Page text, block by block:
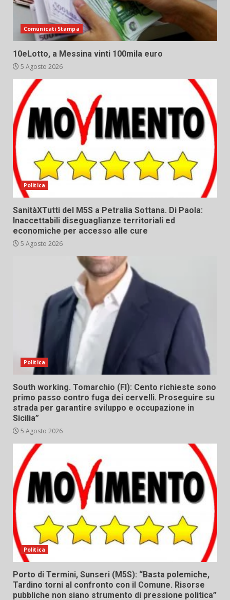
Comunicati Stampa
10eLotto, a Messina vinti 100mila euro
5 Agosto 2026
Politica
SanitàXTutti del M5S a Petralia Sottana. Di Paola:
Inaccettabili diseguaglianze territoriali ed
economiche per accesso alle cure
5 Agosto 2026
Politica
South working. Tomarchio (FI): Cento richieste sono
primo passo contro fuga dei cervelli. Proseguire su
strada per garantire sviluppo e occupazione in
Sicilia”
5 Agosto 2026
Politica
Porto di Termini, Sunseri (M5S): “Basta polemiche,
Tardino torni al confronto con il Comune. Risorse
pubbliche non siano strumento di pressione politica”